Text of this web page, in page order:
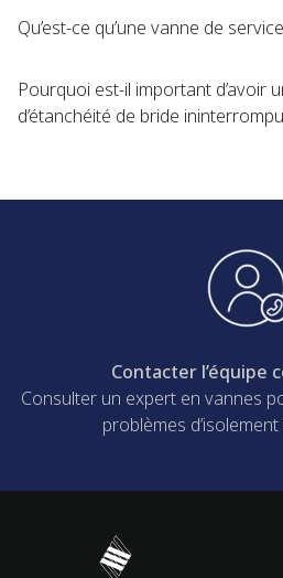
Qu’est-ce qu’une vanne de
Pourquoi est-il important d’avoir
d’étanchéité de bride
Contacter l’équipe
Consulter un expert en vannes
problèmes